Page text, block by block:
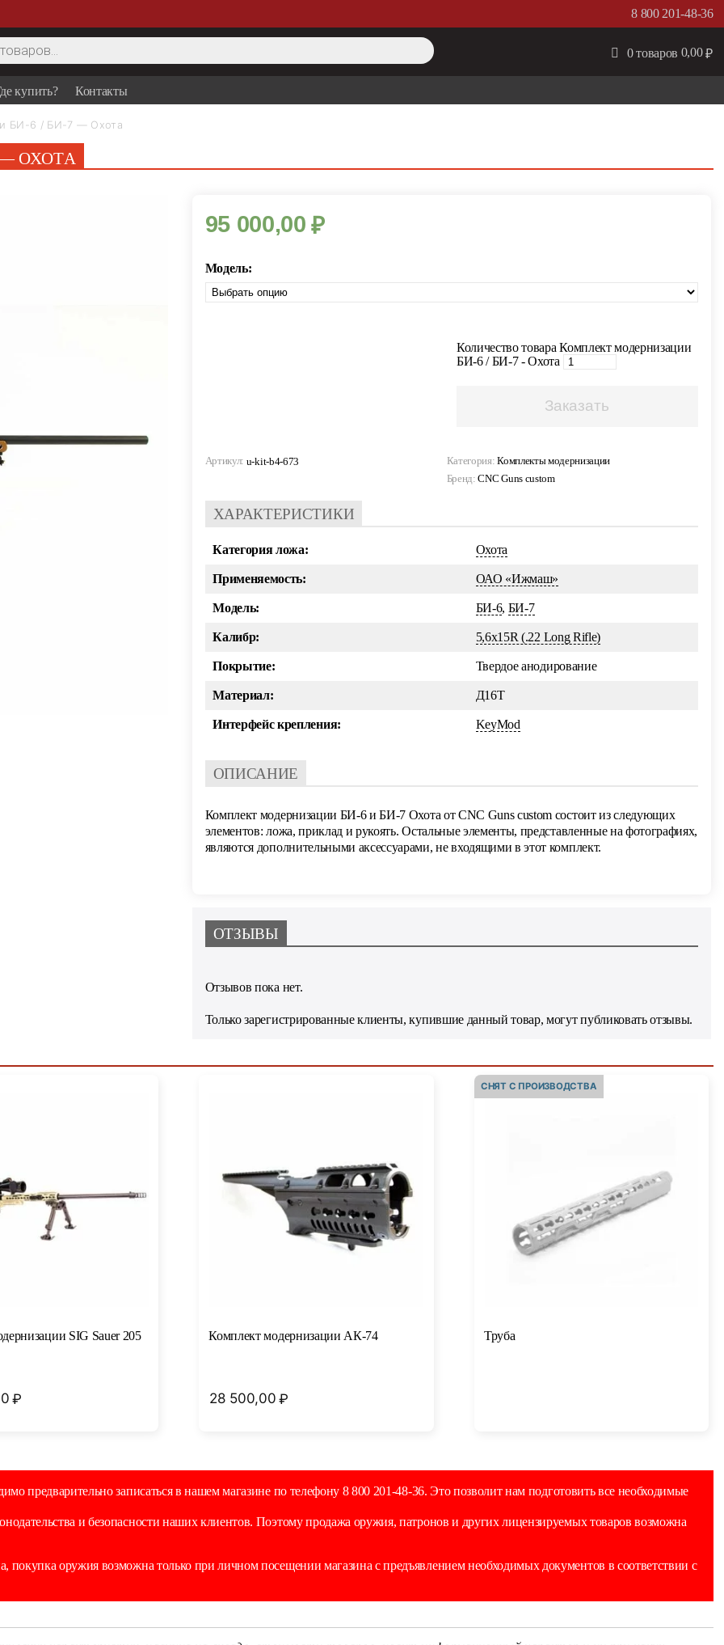
8 800 201-48-36
0 товаров 0,00 ₽
купить? Контакты
БИ-6 / БИ-7 — Охота
ОХОТА
95 000,00 ₽
Модель:
Количество товара Комплект модернизации
БИ-6 / БИ-7 - Охота
Заказать
Артикул: u-kit-b4-673 Категория:Комплекты модернизации
Бренд:CNC Guns custom
ХАРАКТЕРИСТИКИ
Категория ложа: Охота
Применяемость: ОАО «Ижмаш»
Модель: БИ-6, БИ-7
Калибр: 5,6x15R (.22 Long Rifle)
Покрытие: Твердое анодирование
Материал: Д16Т
Интерфейс крепления: KeyMod
ОПИСАНИЕ
Комплект модернизации БИ-6 и БИ-7 Охота от CNC Guns custom состоит из следующих
элементов: ложа, приклад и рукоять. Остальные элементы, представленные на фотографиях,
являются дополнительными аксессуарами, не входящими в этот комплект.
ОТЗЫВЫ
Отзывов пока нет.
Только зарегистрированные клиенты, купившие данный товар, могут публиковать отзывы.
SIG Sauer 205
₽
Комплект модернизации АК-74
28 500,00₽
СНЯТ С ПРОИЗВОДСТВА
Труба
предварительно записаться в нашем магазине по телефону 8 800 201-48-36. Это позволит нам подготовить все необходимые
и безопасности наших клиентов. Поэтому продажа оружия, патронов и других лицензируемых товаров возможна
оружия возможна только при личном посещении магазина с предъявлением необходимых документов в соответствии с